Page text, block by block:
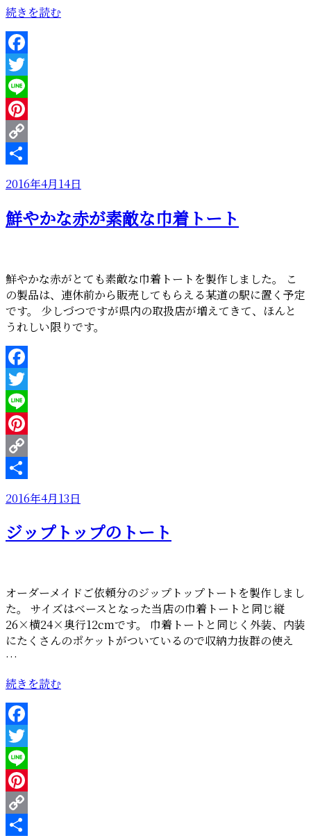
“心
か
ら
お
見
舞
い
申
し
上
ま
の
続きを読む
Facebook
Twitter
Line
Pinterest
Copy
Link
投
日:
2016年4月14日
鮮やかな赤が素敵な巾着トート
鮮やかな赤がとても素敵な巾着トートを製作しました。 こ
の製品は、連休前から販売してもらえる某道の駅に置く予定
です。 少しづつですが県内の取扱店が増えてきて、ほんと
うれしい限りです。
Facebook
Twitter
Line
Pinterest
Copy
投
日:
2016年4月13日
ジップトップのトート
オーダーメイドご依頼分のジップトップトートを製作しまし
た。 サイズはベースとなった当店の巾着トートと同じ縦
26×横24×奥行12cmです。 巾着トートと同じく外装、内装
にたくさんのポケットがついているので収納力抜群の使え
…
“ジ
ッ
プ
ト
ッ
プ
の
ト
ー
ト”
続きを読む
Facebook
Twitter
Line
Pinterest
Copy